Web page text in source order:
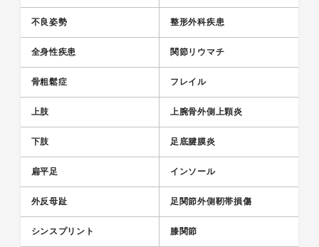
不良姿勢 整形外科疾患
全身性疾患 関節リウマチ
骨粗鬆症 フレイル
上肢 上腕骨外側上顆炎
下肢 足底腱膜炎
扁平足 インソール
外反母趾 足関節外側靭帯損傷
シンスプリント 膝関節